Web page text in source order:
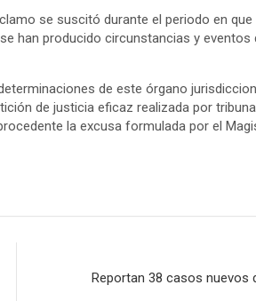
se suscitó durante el periodo en
han producido circunstancias y
de este órgano
de justicia eficaz realizada por
la excusa formulada por el
Reportan 38 casos nuevos